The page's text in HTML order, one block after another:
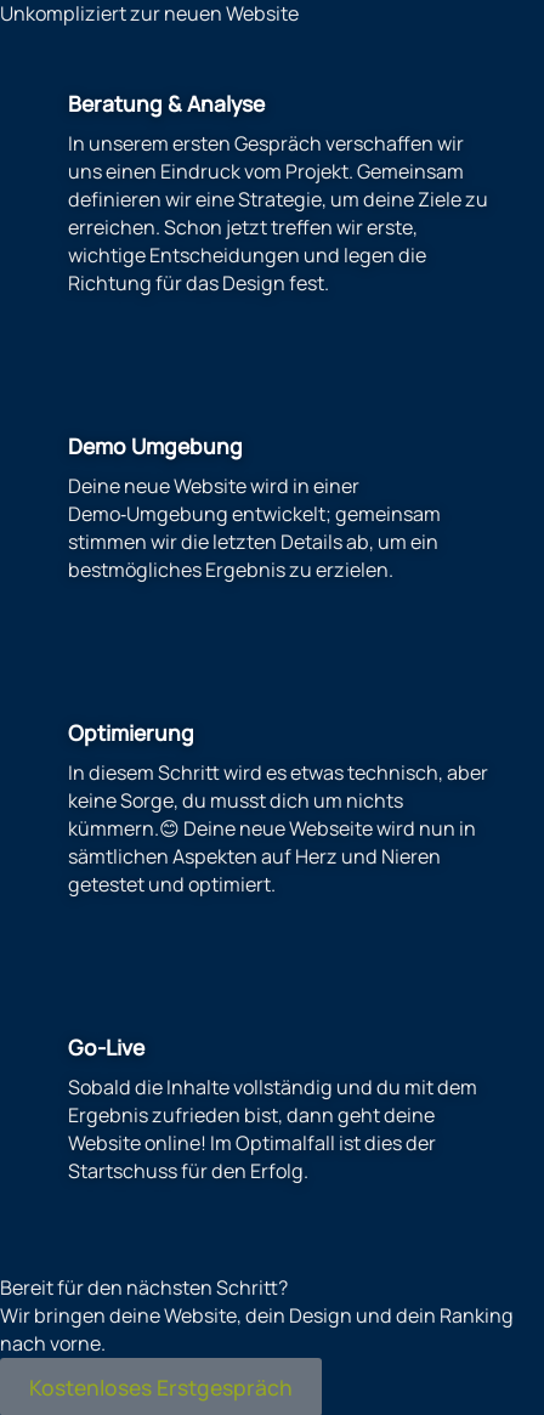
Unkompliziert zur neuen Website
Beratung & Analyse
In unserem ersten Gespräch verschaffen wir
uns einen Eindruck vom Projekt. Gemeinsam
definieren wir eine Strategie, um deine Ziele zu
erreichen. Schon jetzt treffen wir erste,
wichtige Entscheidungen und legen die
Richtung für das Design fest.
Demo Umgebung
Deine neue Website wird in einer
Demo‑Umgebung entwickelt; gemeinsam
stimmen wir die letzten Details ab, um ein
bestmögliches Ergebnis zu erzielen.
Optimierung
In diesem Schritt wird es etwas technisch, aber
keine Sorge, du musst dich um nichts
kümmern.😊 Deine neue Webseite wird nun in
sämtlichen Aspekten auf Herz und Nieren
getestet und optimiert.
Go-Live
Sobald die Inhalte vollständig und du mit dem
Ergebnis zufrieden bist, dann geht deine
Website online! Im Optimalfall ist dies der
Startschuss für den Erfolg.
Bereit für den nächsten Schritt?
Wir bringen deine Website, dein Design und dein Ranking
nach vorne.
Kostenloses Erstgespräch